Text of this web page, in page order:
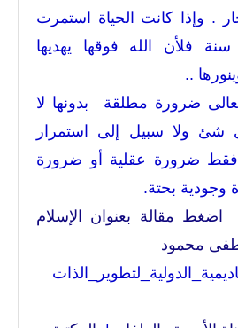
. وإذا كانت الحياة استمرت
فلأن الله فوقها يهديها
..
ضرورة مطلقة بدونها لا
شئ ولا سبيل إلى استمرار
ضرورة عقلية أو ضرورة
بحتة.
اضغط مقالة بعنوان الإسلام
محمود